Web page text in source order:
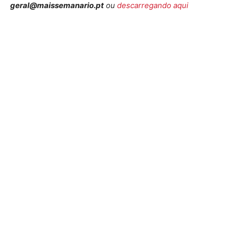
geral@maissemanario.pt ou descarregando aqui